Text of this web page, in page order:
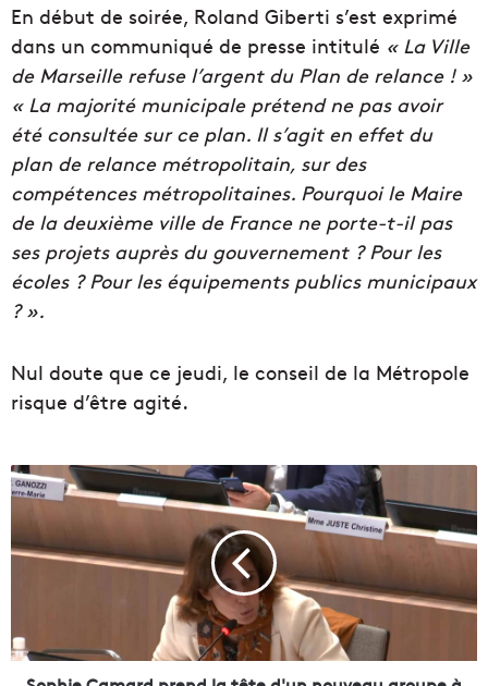
En début de soirée, Roland Giberti s’est exprimé
dans un communiqué de presse intitulé «La Ville
de Marseille refuse l’argent du Plan de relance ! »
« La majorité municipale prétend ne pas avoir
été consultée sur ce plan. Il s’agit en effet du
plan de relance métropolitain, sur des
compétences métropolitaines. Pourquoi le Maire
de la deuxième ville de France ne porte-t-il pas
sesprojets auprès du gouvernement ? Pour les
écoles ? Pour les équipements publics municipaux
? ».
Nul doute que ce jeudi, le conseil de la Métropole
risque d’être agité.
S
o
p
h
a
m